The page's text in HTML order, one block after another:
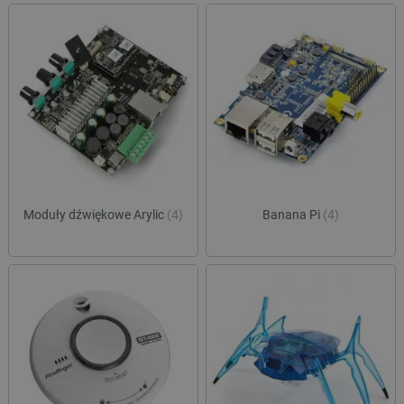
Moduły dźwiękowe Arylic (4) Banana Pi (4)
LaSID
Quality Unit LLC
botland.com.pl